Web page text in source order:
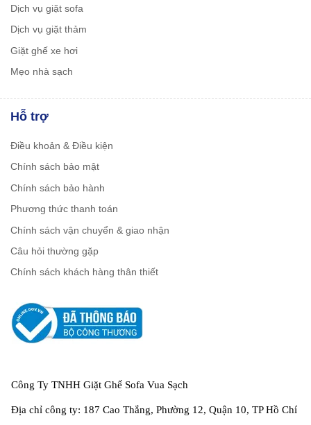
Dịch vụ giặt sofa
Dịch vụ giặt thảm
Giặt ghế xe hơi
Mẹo nhà sạch
Hỗ trợ
Điều khoản & Điều kiện
Chính sách bảo mật
Chính sách bảo hành
Phương thức thanh toán
Chính sách vận chuyển & giao nhận
Câu hỏi thường gặp
Chính sách khách hàng thân thiết
Công Ty TNHH Giặt Ghế Sofa Vua Sạch
Địa chỉ công ty: 187 Cao Thắng, Phường 12, Quận 10, TP Hồ Chí